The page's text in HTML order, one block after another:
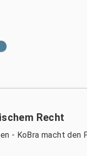
Recht
- KoBra macht den